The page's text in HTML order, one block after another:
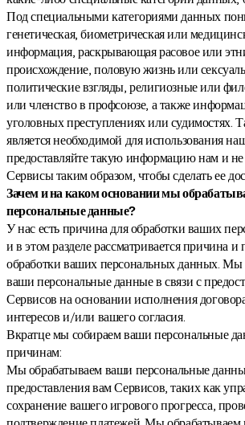
Под специальными категориями данных
генетическая, биометрическая или
информация, раскрывающая расовое или
происхождение, половую жизнь или
политические взгляды, религиозные или
или членство в профсоюзе, а также
уголовных преступлениях или судимостях.
является необходимой для использования
предоставляйте такую информацию нам и не
Сервисы таким образом, чтобы сделать ее
Зачем и на каком основании мы
персональные данные?
У нас есть причина для обработки ваших
и в этом разделе рассматривается причина и
обработки ваших персональных данных. Мы
ваши персональные данные в связи с
Сервисов на основании исполнения
интересов и/или вашего согласия.
Вкратце мы собираем ваши персональные
причинам:
Мы обрабатываем ваши персональные
предоставления вам Сервисов, таких как
сохранение вашего игрового прогресса,